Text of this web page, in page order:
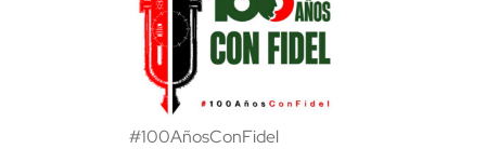
#100AñosConFidel